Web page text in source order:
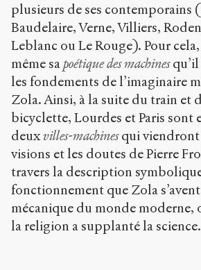
plusieurs de ses contemporains
Baudelaire, Verne, Villiers,
Leblanc ou Le Rouge). Pour cela,
même sapoétique des machinesqu’il
les fondements de l’imaginaire
Zola. Ainsi, à la suite du train et
bicyclette, Lourdes et Paris sont
deuxvilles-machinesqui viendront
visions et les doutes de Pierre
travers la description
fonctionnement que Zola
mécanique du monde moderne,
la religion a supplanté la science.